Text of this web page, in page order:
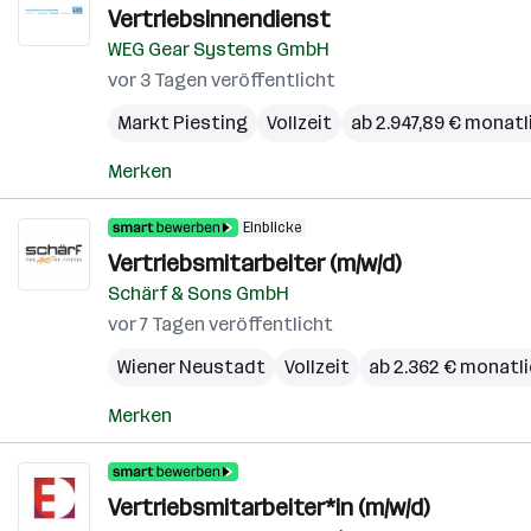
Vertriebsinnendienst
WEG Gear Systems GmbH
vor 3 Tagen veröffentlicht
Markt Piesting
Vollzeit ab 2.947,89 €
Merken
Einblicke
Vertriebsmitarbeiter (m/w/d)
Schärf & Sons GmbH
vor 7 Tagen veröffentlicht
Wiener Neustadt
Vollzeit ab 2.362 €
Merken
Vertriebsmitarbeiter*in (m/w/d)